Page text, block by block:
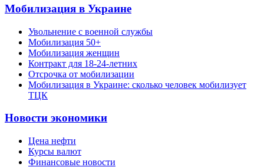
Мобилизация в Украине
Увольнение с военной службы
Мобилизация 50+
Мобилизация женщин
Контракт для 18-24-летних
Отсрочка от мобилизации
Мобилизация в Украине: сколько человек мобилизует
ТЦК
Новости экономики
Цена нефти
Курсы валют
Финансовые новости